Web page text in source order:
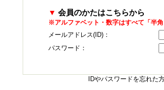
▼ 会員のかたはこちらから
※アルファベット・数字はすべて「半角
メールアドレス(ID)：
パスワード：
IDやパスワードを忘れた方